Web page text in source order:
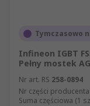
Tymczasowo
Infineon IGBT
Pełny mostek
Nr art. RS 258-0894
Nr części producenta
Suma częściowa (1